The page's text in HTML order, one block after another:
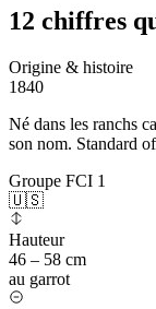
12 chiffres
Origine & histoire
1840
Né dans les ranchs
son nom. Standard
Groupe FCI 1
🇺🇸
Hauteur
46 – 58 cm
au garrot